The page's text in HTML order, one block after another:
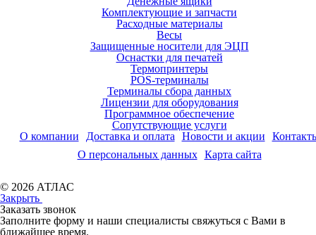
Комплектующие и запчасти
Расходные материалы
Весы
Защищенные носители для ЭЦП
Оснастки для печатей
Термопринтеры
POS-терминалы
Терминалы сбора данных
Лицензии для оборудования
Программное обеспечение
Сопутствующие услуги
О компании
Доставка и оплата Новости и акции
О персональных данных
Карта сайта
© 2026 АТЛАС
Закрыть
Заказать звонок
Заполните форму и наши специалисты свяжуться с Вами в
ближайшее время.